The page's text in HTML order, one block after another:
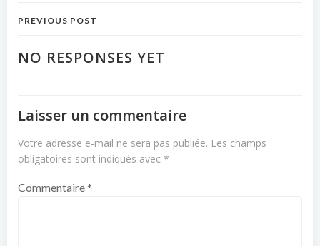
Navigation
de
PREVIOUS POST
NO RESPONSES YET
Laisser un commentaire
Votre adresse e-mail ne sera pas publiée. Les champs
obligatoires sont indiqués avec *
Commentaire*